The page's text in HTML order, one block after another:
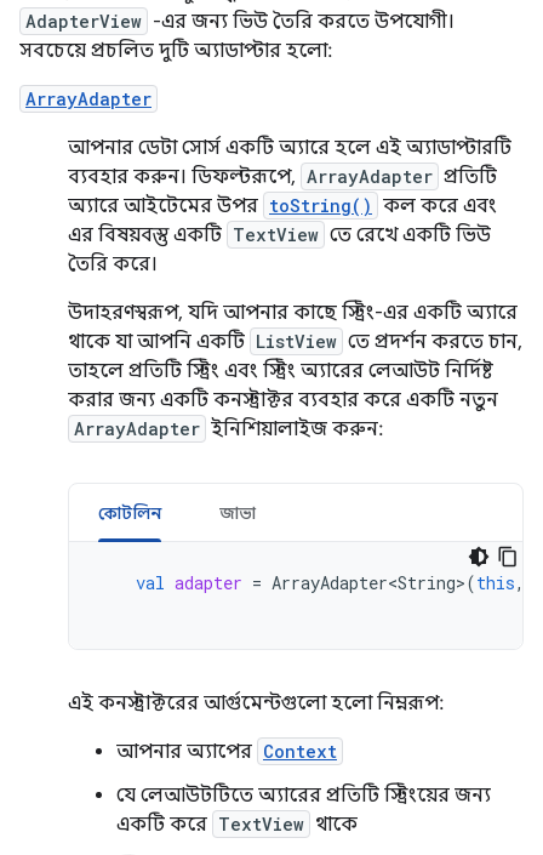
AdapterView -এর জন্য ভিউ তৈরি করতে উপযোগী।
সবচেয়ে প্রচলিত দুটি অ্যাডাপ্টার হলো:
ArrayAdapter
আপনার ডেটা সোর্স একটি অ্যারে হলে এই অ্যাডাপ্টারটি
ব্যবহার করুন। ডিফল্টরূপে, ArrayAdapter প্রতিটি
অ্যারে আইটেমের উপর toString() কল করে এবং
এর বিষয়বস্তু একটি TextView তে রেখে একটি ভিউ
তৈরি করে।
উদাহরণস্বরূপ, যদি আপনার কাছে স্ট্রিং-এর একটি অ্যারে
থাকে যা আপনি একটি ListView তে প্রদর্শন করতে চান,
তাহলে প্রতিটি স্ট্রিং এবং স্ট্রিং অ্যারের লেআউট নির্দিষ্ট
করার জন্য একটি কনস্ট্রাক্টর ব্যবহার করে একটি নতুন
ArrayAdapter ইনিশিয়ালাইজ করুন:
কোটলিন জাভা
val adapter = ArrayAdapter<String>(this,
এই কনস্ট্রাক্টরের আর্গুমেন্টগুলো হলো নিম্নরূপ:
আপনার অ্যাপের Context
যে লেআউটটিতে অ্যারের প্রতিটি স্ট্রিংয়ের জন্য
একটি করে TextView থাকে